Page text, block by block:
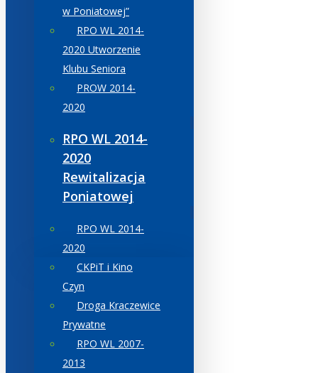
w Poniatowej”
RPO WL 2014-
2020 Utworzenie
Klubu Seniora
PROW 2014-
2020
RPO WL 2014-
2020
Rewitalizacja
Poniatowej
RPO WL 2014-
2020
CKPiT i Kino
Czyn
Droga Kraczewice
Prywatne
RPO WL 2007-
2013